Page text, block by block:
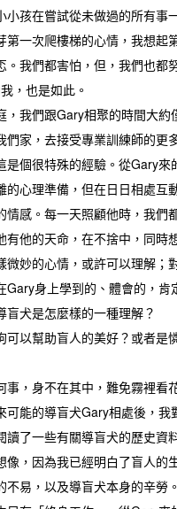
小孩在嘗試從未做過的所有事
第一次爬樓梯的心情，我想起
。我們都害怕，但，我們也都
，也是如此。
，我們跟Gary相聚的時間大約
們家，去接受專業訓練師的更
是個很特殊的經驗。從Gary來
的心理準備，但在日日相處互
情感。每一天照顧他時，我們
有他的天命，在不捨中，同時
微妙的心情，或許可以理解；
Gary身上學到的、體會的，肯
盲犬是怎麼樣的一種理解？
可以幫助盲人的美好？或者是
事，身不在其中，難免霧裡看
可能的導盲犬Gary相處後，我
讀了一些有關導盲犬的歷史資
像，因為我已經明白了盲人的
不易，以及導盲犬本身的辛勞